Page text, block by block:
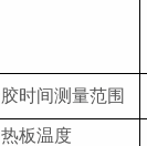
时间测量范围
板温度